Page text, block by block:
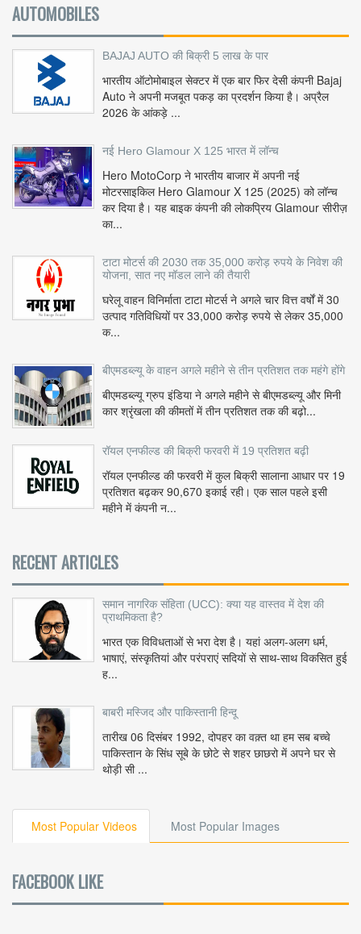
AUTOMOBILES
BAJAJ AUTO की बिक्री 5 लाख के पार
भारतीय ऑटोमोबाइल सेक्टर में एक बार फिर देसी कंपनी Bajaj
Auto ने अपनी मजबूत पकड़ का प्रदर्शन किया है। अप्रैल
2026 के आंकड़े ...
नई Hero Glamour X 125 भारत में लॉन्च
Hero MotoCorp ने भारतीय बाजार में अपनी नई
मोटरसाइकिल Hero Glamour X 125 (2025) को लॉन्च
कर दिया है। यह बाइक कंपनी की लोकप्रिय Glamour सीरीज़
का...
टाटा मोटर्स की 2030 तक 35,000 करोड़ रुपये के निवेश की
योजना, सात नए मॉडल लाने की तैयारी
घरेलू वाहन विनिर्माता टाटा मोटर्स ने अगले चार वित्त वर्षों में 30
उत्पाद गतिविधियों पर 33,000 करोड़ रुपये से लेकर 35,000
क...
बीएमडब्ल्यू के वाहन अगले महीने से तीन प्रतिशत तक महंगे होंगे
बीएमडब्ल्यू ग्रुप इंडिया ने अगले महीने से बीएमडब्ल्यू और मिनी
कार श्रृंखला की कीमतों में तीन प्रतिशत तक की बढ़ो...
रॉयल एनफील्ड की बिक्री फरवरी में 19 प्रतिशत बढ़ी
रॉयल एनफील्ड की फरवरी में कुल बिक्री सालाना आधार पर 19
प्रतिशत बढ़कर 90,670 इकाई रही। एक साल पहले इसी
महीने में कंपनी न...
RECENT ARTICLES
समान नागरिक संहिता (UCC): क्या यह वास्तव में देश की
प्राथमिकता है?
भारत एक विविधताओं से भरा देश है। यहां अलग-अलग धर्म,
भाषाएं, संस्कृतियां और परंपराएं सदियों से साथ-साथ विकसित हुई
ह...
बाबरी मस्जिद और पाकिस्तानी हिन्दू
तारीख 06 दिसंबर 1992, दोपहर का वक़्त था हम सब बच्चे
पाकिस्तान के सिंध सूबे के छोटे से शहर छाछरो में अपने घर से
थोड़ी सी ...
Most Popular Videos Most Popular Images
FACEBOOK LIKE